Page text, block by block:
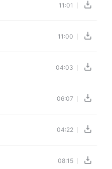
11:01
11:00
04:03
06:07
04:22
08:15